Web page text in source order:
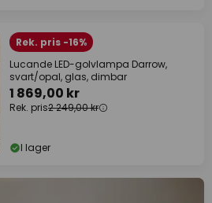
Rek. pris -16%
Lucande LED-golvlampa Darrow,
svart/opal, glas, dimbar
1 869,00 kr
Rek. pris2 249,00 kr
I lager